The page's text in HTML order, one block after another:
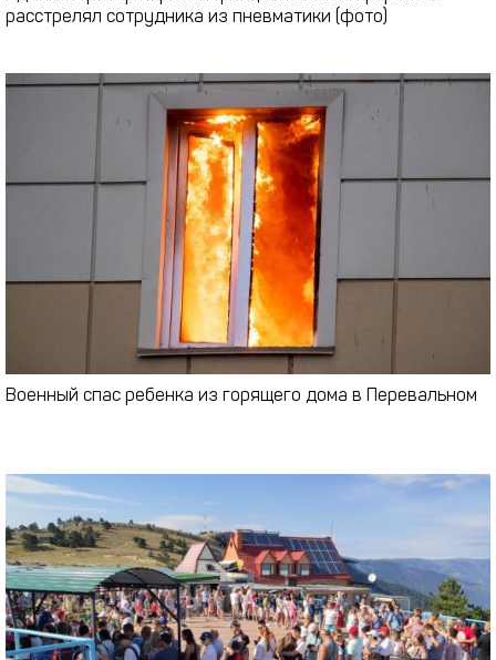
расстрелял сотрудника из пневматики (фото)
Военный спас ребенка из горящего дома в Перевальном